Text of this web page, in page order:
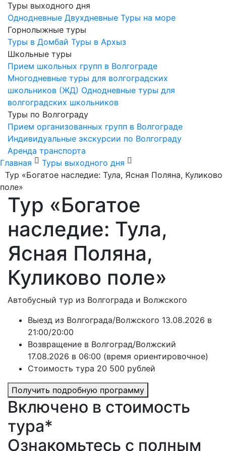
Туры выходного дня
Однодневные Двухдневные Туры на море
Горнолыжные туры
Туры в Домбай Туры в Архыз
Школьные туры
Прием школьных групп в Волгограде
Многодневные туры для волгоградских
школьников (ЖД) Однодневные туры для
волгоградских школьников
Туры по Волгограду
Прием организованных групп в Волгограде
Индивидуальные экскурсии по Волгограду
Аренда транспорта
Главная
Туры выходного дня
Тур «Богатое наследие: Тула, Ясная Поляна, Куликово
поле»
Тур «Богатое
наследие: Тула,
Ясная Поляна,
Куликово поле»
Автобусный тур из Волгограда и Волжского
Выезд из Волгограда/Волжского 13.08.2026 в
21:00/20:00
Возвращение в Волгоград/Волжский
17.08.2026 в 06:00 (время ориентировочное)
Стоимость тура 20 500 рублей
Получить подробную программу
Включено в стоимость
тура*
Ознакомьтесь с полным